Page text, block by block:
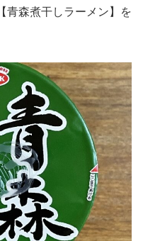
青森煮干しラーメン】を